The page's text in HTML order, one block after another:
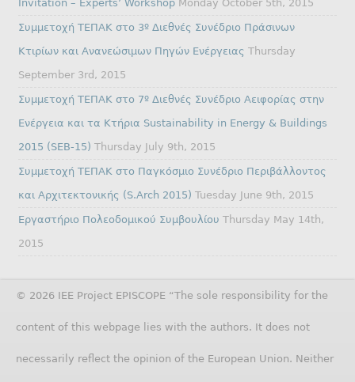
Invitation – Experts’ Workshop Monday October 5th, 2015
Συμμετοχή ΤΕΠΑΚ στο 3º Διεθνές Συνέδριο Πράσινων
Κτιρίων και Ανανεώσιμων Πηγών Ενέργειας Thursday
September 3rd, 2015
Συμμετοχή ΤΕΠΑΚ στο 7º Διεθνές Συνέδριο Αειφορίας στην
Ενέργεια και τα Κτήρια Sustainability in Energy & Buildings
2015 (SEB-15) Thursday July 9th, 2015
Συμμετοχή ΤΕΠΑΚ στο Παγκόσμιο Συνέδριο Περιβάλλοντος
και Αρχιτεκτονικής (S.Arch 2015) Tuesday June 9th, 2015
Εργαστήριο Πολεοδομικού Συμβουλίου Thursday May 14th,
2015
© 2026 IEE Project EPISCOPE “The sole responsibility for the
content of this webpage lies with the authors. It does not
necessarily reflect the opinion of the European Union. Neither